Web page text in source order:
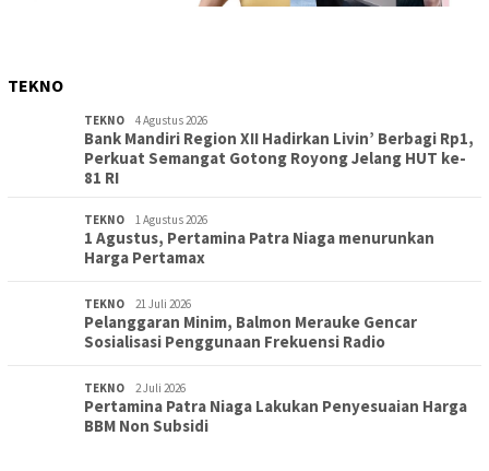
TEKNO
TEKNO 4 Agustus 2026
Bank Mandiri Region XII Hadirkan Livin’ Berbagi Rp1,
Perkuat Semangat Gotong Royong Jelang HUT ke-
81 RI
TEKNO 1 Agustus 2026
1 Agustus, Pertamina Patra Niaga menurunkan
Harga Pertamax
TEKNO 21 Juli 2026
Pelanggaran Minim, Balmon Merauke Gencar
Sosialisasi Penggunaan Frekuensi Radio
TEKNO 2 Juli 2026
Pertamina Patra Niaga Lakukan Penyesuaian Harga
BBM Non Subsidi